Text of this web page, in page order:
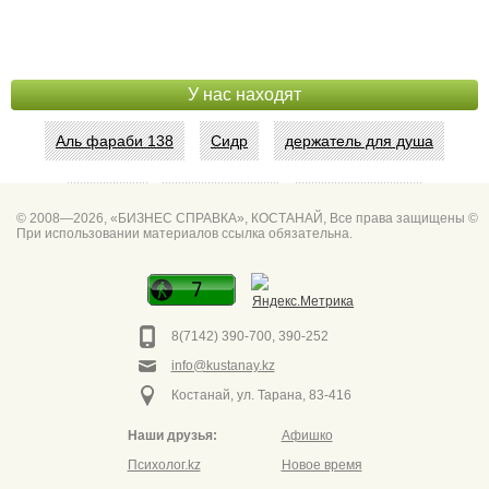
У нас находят
Аль фараби 138 Сидр держатель для душа
© 2008—2026, «БИЗНЕС СПРАВКА», КОСТАНАЙ, Все права защищены ©
При использовании материалов ссылка обязательна.
8(7142) 390-700, 390-252
info@kustanay.kz
Костанай, ул. Тарана, 83-416
Наши друзья:
Психолог.kz
Афишко
Новое время